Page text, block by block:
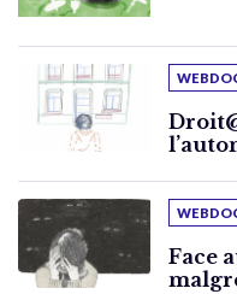
Face